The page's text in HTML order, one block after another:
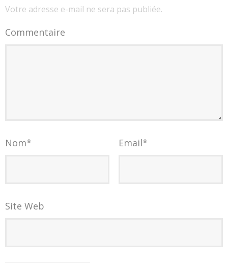
Votre adresse e-mail ne sera pas publiée.
Commentaire
Nom* Email*
Site Web